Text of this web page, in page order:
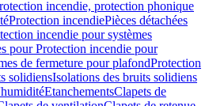
incendie, protection phonique
Protection incendiePièces détachées
incendie pour systèmes
pour Protection incendie pour
de fermeture pour plafondProtection
solidiensIsolations des bruits solidiens
EtanchementsClapets de